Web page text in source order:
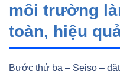
môi trường
toàn, hiệu
Bước thứ ba – Seiso –